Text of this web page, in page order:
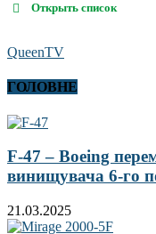
Открыть список
QueenTV
ГОЛОВНЕ
F-47 – Boeing
винищувача 6-го
21.03.2025